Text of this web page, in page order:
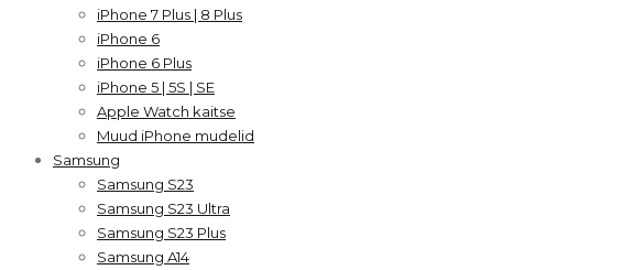
iPhone 7 Plus | 8 Plus
iPhone 6
iPhone 6 Plus
iPhone 5 | 5S | SE
Apple Watch kaitse
Muud iPhone mudelid
Samsung
Samsung S23
Samsung S23 Ultra
Samsung S23 Plus
Samsung A14